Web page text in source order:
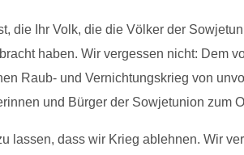
die Ihr Volk, die die Völker der
haben. Wir vergessen nicht: Dem
Raub- und Vernichtungskrieg von
und Bürger der Sowjetunion zum
lassen, dass wir Krieg ablehnen. Wir